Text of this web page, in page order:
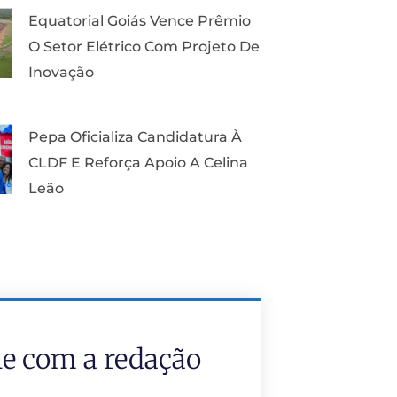
Equatorial Goiás Vence Prêmio
O Setor Elétrico Com Projeto De
Inovação
Pepa Oficializa Candidatura À
CLDF E Reforça Apoio A Celina
Leão
com a redação